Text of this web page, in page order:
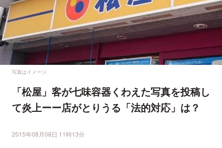
写真はイメージ
「松屋」客が七味容器くわえた写真を投稿し
て炎上ーー店がとりうる「法的対応」は？
2015年08月08日 11時13分